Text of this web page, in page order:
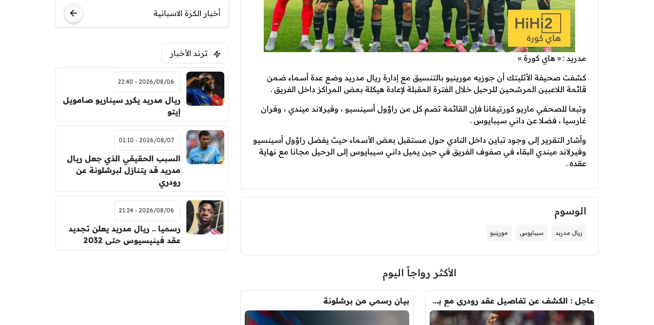
مدريد : « هاي كورة »
كشفت صحيفة الأثليتك أن جوزيه مورينيو بالتنسيق مع إدارة ريال مدريد وضع عدة أسماء ضمن
قائمة اللاعبين المرشحين للرحيل خلال الفترة المقبلة لإعادة هيكلة بعض المراكز داخل الفريق .
وتبعا للصحفي ماريو كورتيغانا فإن القائمة تضم كل من راؤول أسينسيو ، وفيرلاند ميندي ، وفران
غارسيا ، فضلا عن داني سيبايوس .
وأشار التقرير إلى وجود تباين داخل النادي حول مستقبل بعض الأسماء حيث يفضل راؤول أسينسيو
وفيرلاند ميندي البقاء في صفوف الفريق في حين يميل داني سيبايوس إلى الرحيل مجانا مع نهاية
عقده .
الوسوم
ريال مدريد سيبايوس مورينيو
الأكثر رواجاً اليوم
عاجل : الكشف عن تفاصيل عقد رودري مع برشلونة.. قيمة الصفقة والراتب بيان رسمي من برشلونة
أخبار الكرة الاسبانية
ترند الأخبار
2026/08/06 - 22:40
ريال مدريد يكرر سيناريو صامويل
إيتو
2026/08/07 - 01:10
السبب الحقيقي الذي جعل ريال
مدريد قد يتنازل لبرشلونة عن
رودري
2026/08/06 - 21:24
رسميا .. ريال مدريد يعلن تجديد
عقد فينيسيوس حتى 2032